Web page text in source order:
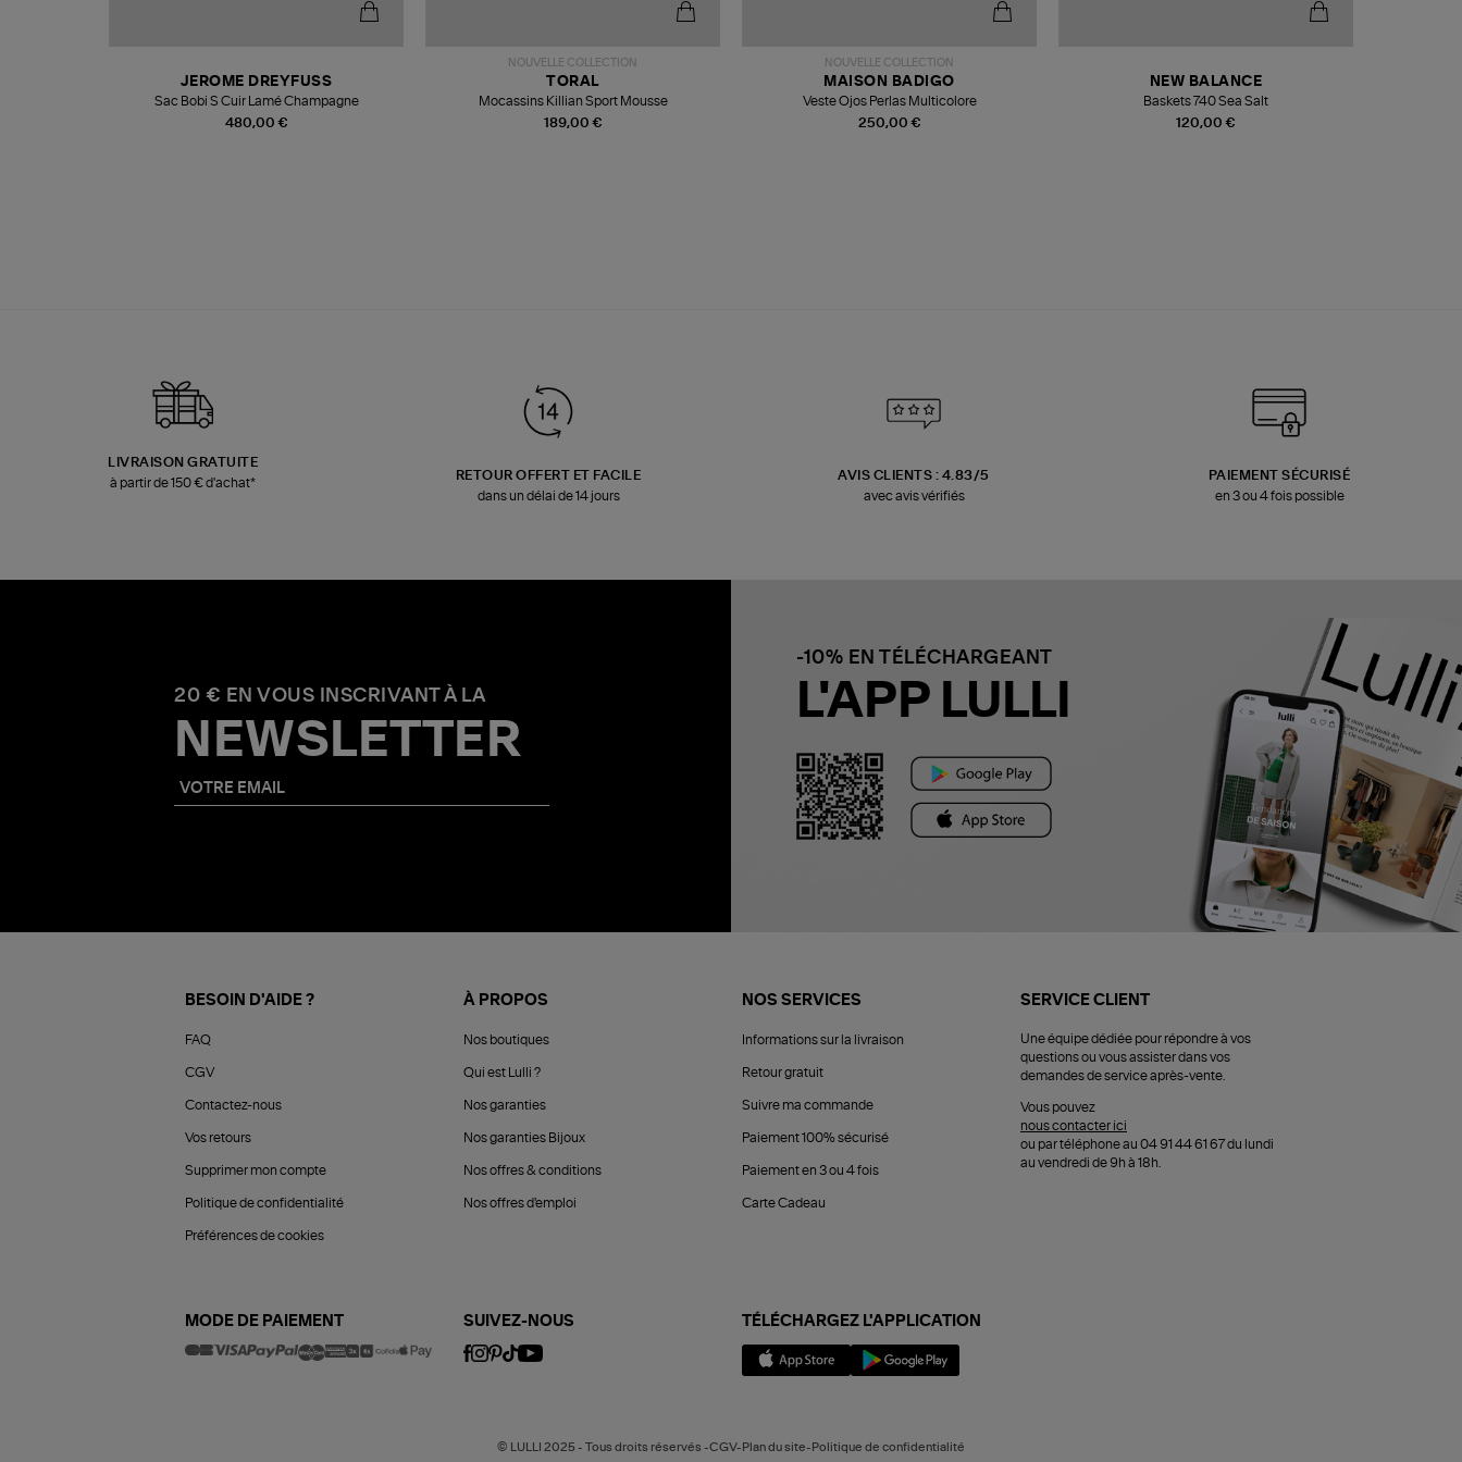
480,00 €
JEROME DREYFUSS
Sac Bobi S Cuir Lamé Champagne
NOUVELLE COLLECTION
189,00 €
TORAL
Mocassins Killian Sport Mousse
NOUVELLE COLLECTION
250,00 €
MAISON BADIGO
Veste Ojos Perlas Multicolore
120,00 €
NEW BALANCE
Baskets 740 Sea Salt
LIVRAISON GRATUITE
à partir de 150 € d'achat*
RETOUR OFFERT ET FACILE
dans un délai de 14 jours
AVIS CLIENTS : 4.83/5
avec avis vérifiés
PAIEMENT SÉCURISÉ
en 3 ou 4 fois possible
20 € EN VOUS INSCRIVANT À LA
NEWSLETTER
-10% EN TÉLÉCHARGEANT
L'APP LULLI
BESOIN D'AIDE ?
FAQ
CGV
Contactez-nous
Vos retours
Supprimer mon compte
Politique de confidentialité
Préférences de cookies
À PROPOS
Nos boutiques
Qui est Lulli ?
Nos garanties
Nos garanties Bijoux
Nos offres & conditions
Nos offres d'emploi
NOS SERVICES
Informations sur la livraison
Retour gratuit
Suivre ma commande
Paiement 100% sécurisé
Paiement en 3 ou 4 fois
Carte Cadeau
SERVICE CLIENT
Une équipe dédiée pour répondre à vos
questions ou vous assister dans vos
demandes de service après-vente.
Vous pouvez
nous contacter ici
ou par téléphone au 04 91 44 61 67 du lundi
au vendredi de 9h à 18h.
MODE DE PAIEMENT SUIVEZ-NOUS TÉLÉCHARGEZ L'APPLICATION
© LULLI 2025 - Tous droits réservés -CGV-Plan du site-Politique de confidentialité